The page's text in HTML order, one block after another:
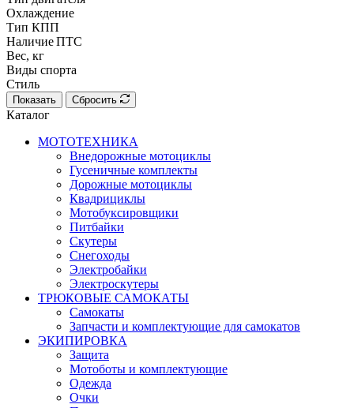
Охлаждение
Тип КПП
Наличие ПТС
Вес, кг
Виды спорта
Стиль
Показать Сбросить
Каталог
МОТОТЕХНИКА
Внедорожные мотоциклы
Гусеничные комплекты
Дорожные мотоциклы
Квадрициклы
Мотобуксировщики
Питбайки
Скутеры
Снегоходы
Электробайки
Электроскутеры
ТРЮКОВЫЕ САМОКАТЫ
Самокаты
Запчасти и комплектующие для самокатов
ЭКИПИРОВКА
Защита
Мотоботы и комплектующие
Одежда
Очки